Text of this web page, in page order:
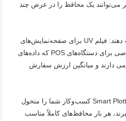
می‌توانند یک محافظ را در عرض چند
علاوه بر این، طیف گسترده‌ای از انواع فیلم‌ها به مراکز تعمیر اجازه می‌دهد تا محافظ‌های ممتاز ارائه دهند: فیلم UV برای صفحه‌نمایش‌های
مقاوم در برابر خراش گوشی، پوسته‌های فیبر کربن برای بدنه دوربین‌های بادوام، یا فیلم حریم خصوصی برای دستگاه‌های POS که داده‌های
دارند و میانگین ارزش سفارش
چه یک مرکز تعمیر محلی کوچک باشید یا یک زنجیره از فروشگاه‌های الکترونیکی، Smart Plotter Mini XR MAX کسب‌وکار شما را متحول
هر بار محافظ‌های کاملاً مناسب